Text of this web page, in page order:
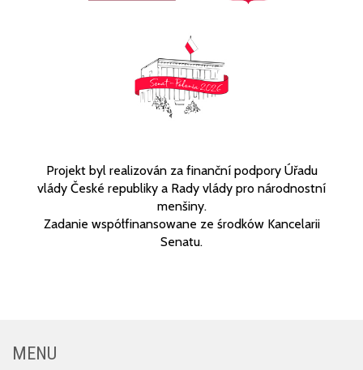
Projekt byl realizován za finanční podpory Úřadu
vlády České republiky a Rady vlády pro národnostní
menšiny.
Zadanie współfinansowane ze środków Kancelarii
Senatu.
MENU